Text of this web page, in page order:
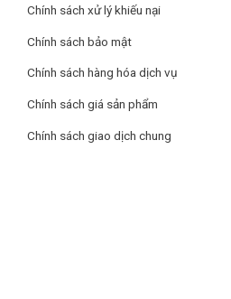
Chính sách xử lý khiếu nại
Chính sách bảo mật
Chính sách hàng hóa dịch vụ
Chính sách giá sản phẩm
Chính sách giao dịch chung